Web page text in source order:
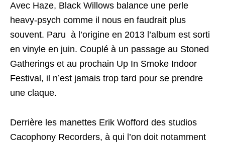
Avec Haze, Black Willows balance une perle
heavy-psych comme il nous en faudrait plus
souvent. Paru à l’origine en 2013 l’album est sorti
en vinyle en juin. Couplé à un passage au Stoned
Gatherings et au prochain Up In Smoke Indoor
Festival, il n’est jamais trop tard pour se prendre
une claque.
Derrière les manettes Erik Wofford des studios
Cacophony Recorders, à qui l’on doit notamment